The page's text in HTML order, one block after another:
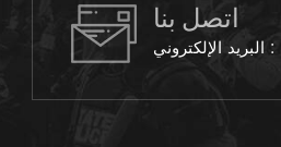
اتصل بنا
البريد الإلكتروني :